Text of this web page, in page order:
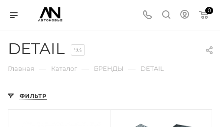
0
DETAIL 93
Главная — Каталог — БРЕНДЫ — DETAIL
ФИЛЬТР